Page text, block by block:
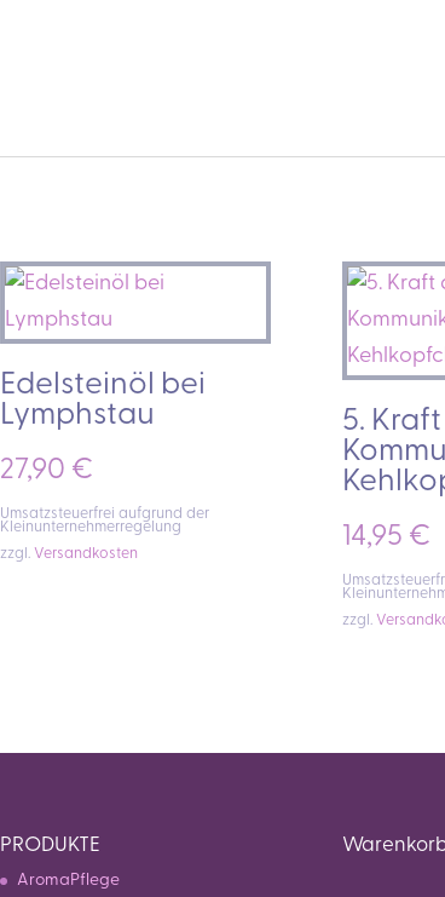
Edelsteinöl bei
Lymphstau
27,90 €
Umsatzsteuerfrei aufgrund der
Kleinunternehmerregelung
zzgl. Versandkosten
5.
14,95 €
zzgl.
PRODUKTE
AromaPflege